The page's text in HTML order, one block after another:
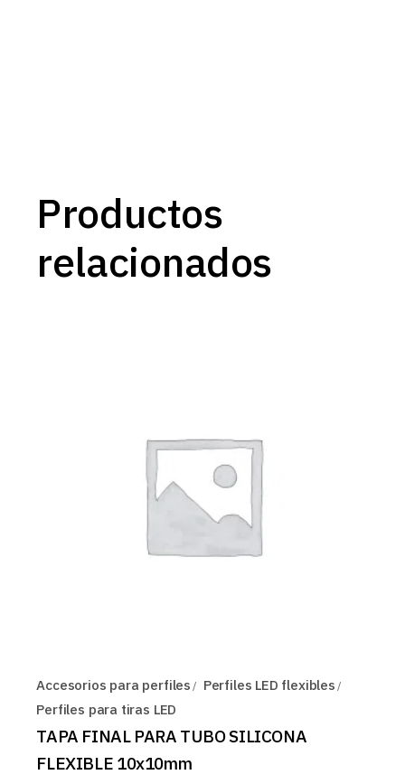
Productos
relacionados
Accesorios para perfiles
Perfiles LED flexibles
Perfiles para tiras LED
TAPA FINAL PARA TUBO SILICONA
FLEXIBLE 10x10mm